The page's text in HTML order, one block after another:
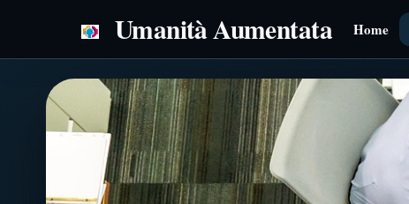
contenuto
Umanità Aumentata Home